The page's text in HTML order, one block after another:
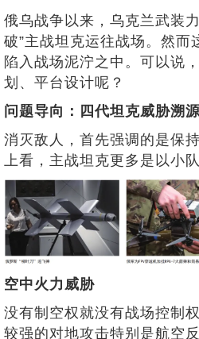
俄乌战争以来，乌克兰武装
破”主战坦克运往战场。然
陷入战场泥泞之中。可以说
划、平台设计呢？
问题导向：四代坦克威胁溯
消灭敌人，首先强调的是保
上看，主战坦克更多是以小
空中火力威胁
没有制空权就没有战场控制
较强的对地攻击特别是航空